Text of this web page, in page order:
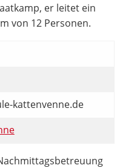
er leitet ein
von 12 Personen.
kattenvenne.de